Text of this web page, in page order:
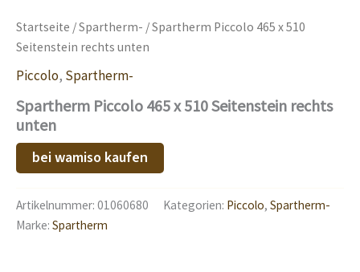
Startseite /Spartherm- / Spartherm Piccolo 465 x 510
Seitenstein rechts unten
Piccolo, Spartherm-
Spartherm Piccolo 465 x 510 Seitenstein rechts
unten
bei wamiso kaufen
Artikelnummer: 01060680 Kategorien: Piccolo, Spartherm-
Marke: Spartherm